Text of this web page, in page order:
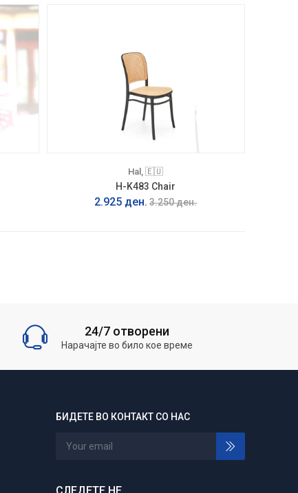
Hal, 🇪🇺
H-K483 Chair
2.925 ден. 3.250 ден.
24/7 отворени
Нарачајте во било кое време
БИДЕТЕ ВО КОНТАКТ СО НАС